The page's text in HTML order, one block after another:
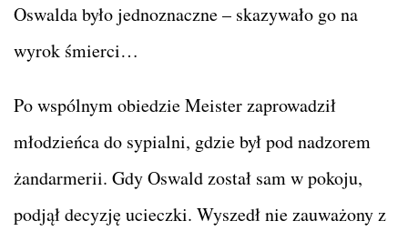
Oswalda było jednoznaczne – skazywało go na
wyrok śmierci…
Po wspólnym obiedzie Meister zaprowadził
młodzieńca do sypialni, gdzie był pod nadzorem
żandarmerii. Gdy Oswald został sam w pokoju,
podjął decyzję ucieczki. Wyszedł nie zauważony z